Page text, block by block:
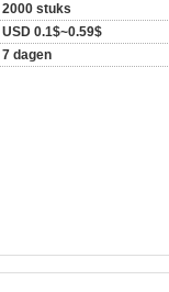
2000 stuks
USD 0.1$~0.59$
7 dagen